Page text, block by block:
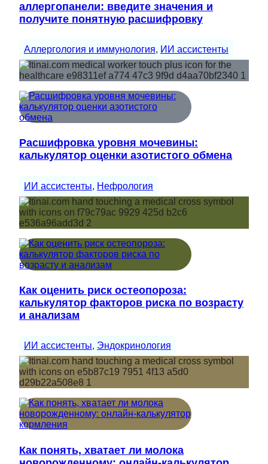
аллергопанели: введите значения и
получите понятную расшифровку
Аллергология и иммунология, ИИ ассистенты
Расшифровка уровня мочевины:
калькулятор оценки азотистого обмена
ИИ ассистенты, Нефрология
Как оценить риск остеопороза:
калькулятор факторов риска по возрасту
и анализам
ИИ ассистенты, Эндокринология
Как понять, хватает ли молока